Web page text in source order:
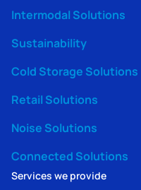
Intermodal Solutions
Sustainability
Cold Storage Solutions
Retail Solutions
Noise Solutions
Connected Solutions
Services we provide